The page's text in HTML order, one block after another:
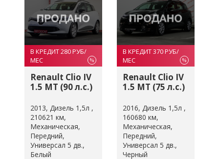
В КРЕДИТ 280 РУБ/
МЕС
%
Renault Clio IV
1.5 MT (90 л.с.)
2013 Дизель 1,5л
210621 км
Механическая
Передний
Универсал 5 дв.
Белый
В КРЕДИТ 370 РУБ/
МЕС
%
Renault Clio IV
1.5 MT (75 л.с.)
2016 Дизель 1,5л
160680 км
Механическая
Передний
Универсал 5 дв.
Черный